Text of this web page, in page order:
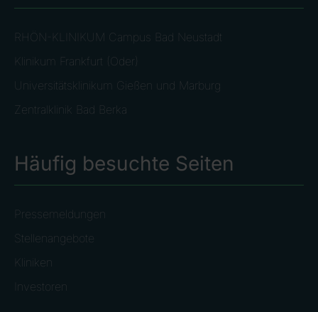
RHÖN-KLINIKUM Campus Bad Neustadt
Klinikum Frankfurt (Oder)
Universitätsklinikum Gießen und Marburg
Zentralklinik Bad Berka
Häufig besuchte Seiten
Pressemeldungen
Stellenangebote
Kliniken
Investoren